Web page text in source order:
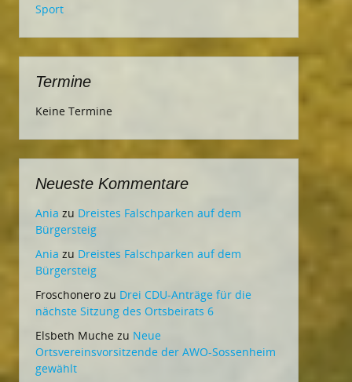
Sport
Termine
Keine Termine
Neueste Kommentare
Ania zu Dreistes Falschparken auf dem
Bürgersteig
Ania zu Dreistes Falschparken auf dem
Bürgersteig
Froschonero zu Drei CDU-Anträge für die
nächste Sitzung des Ortsbeirats 6
Elsbeth Muche zu Neue
Ortsvereinsvorsitzende der AWO-Sossenheim
gewählt